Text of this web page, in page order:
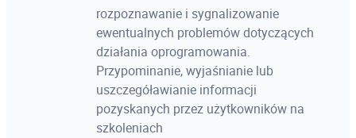
rozpoznawanie i sygnalizowanie
ewentualnych problemów dotyczących
działania oprogramowania.
Przypominanie, wyjaśnianie lub
uszczegóławianie informacji
pozyskanych przez użytkowników na
szkoleniach